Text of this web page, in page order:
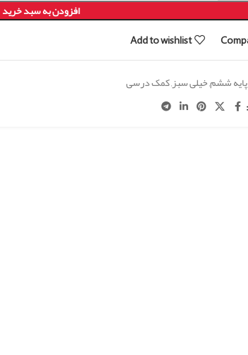
افزودن به سبد خرید
Add to wishlist
پایه ششم,خیلی سبز,کمک درسی